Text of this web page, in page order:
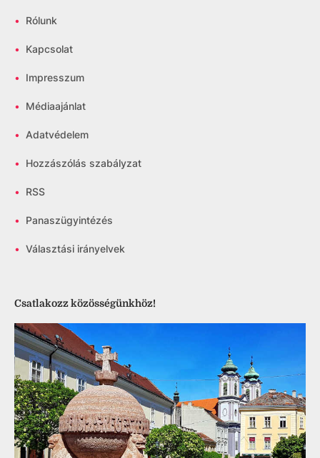
• Rólunk
• Kapcsolat
• Impresszum
• Médiaajánlat
• Adatvédelem
• Hozzászólás szabályzat
• RSS
• Panaszügyintézés
• Választási irányelvek
Csatlakozz közösségünkhöz!